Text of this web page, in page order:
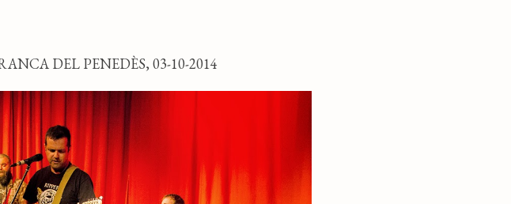
DEL PENEDÈS, 03-10-2014